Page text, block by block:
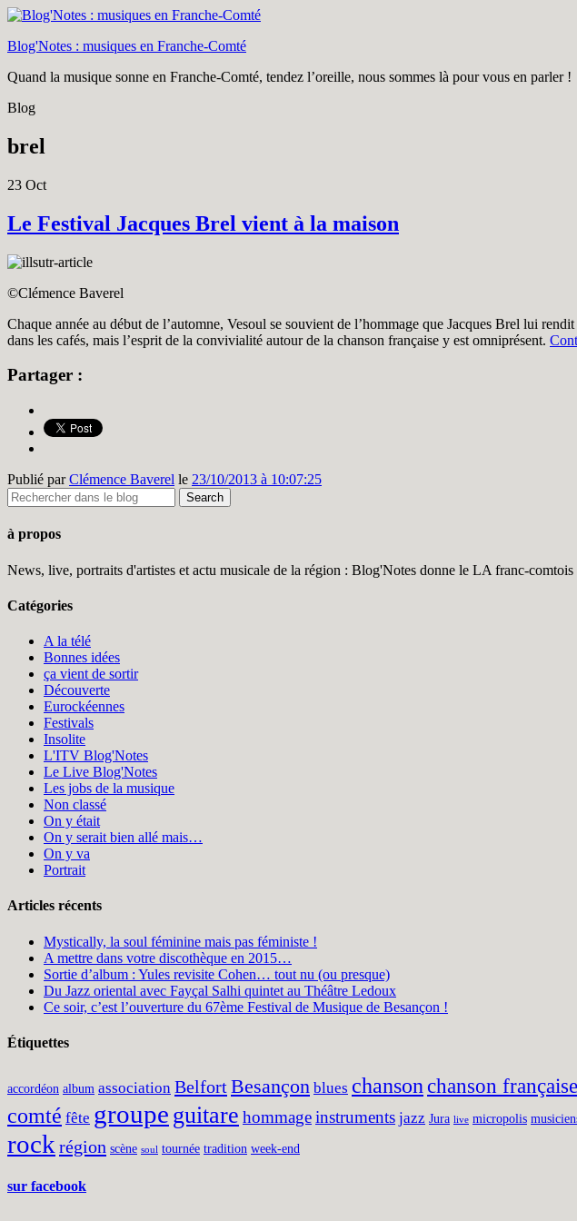
Blog'Notes : musiques en Franche-Comté
Quand la musique sonne en Franche-Comté, tendez l’oreille, nous sommes là pour vous en parler !
Blog
brel
23 Oct
Le Festival Jacques Brel vient à la maison
©Clémence Baverel
Chaque année au début de l’automne, Vesoul se souvient de l’hommage que Jacques Brel lui
dans les cafés, mais l’esprit de la convivialité autour de la chanson française y est omniprésent.
Partager :
Publié parClémence Baverel le 23/10/2013 à 10:07:25
à propos
News, live, portraits d'artistes et actu musicale de la région : Blog'Notes donne le LA franc-comtois
Catégories
A la télé
Bonnes idées
ça vient de sortir
Découverte
Eurockéennes
Festivals
Insolite
L'ITV Blog'Notes
Le Live Blog'Notes
Les jobs de la musique
Non classé
On y était
On y serait bien allé mais…
On y va
Portrait
Articles récents
Mystically, la soul féminine mais pas féministe !
A mettre dans votre discothèque en 2015…
Sortie d’album : Yules revisite Cohen… tout nu (ou presque)
Du Jazz oriental avec Fayçal Salhi quintet au Théâtre Ledoux
Ce soir, c’est l’ouverture du 67ème Festival de Musique de Besançon !
Étiquettes
accordéon album association Belfort Besançon blues chanson chanson française
comté fête groupe guitare hommageinstruments jazz Jura live micropolis
rock région scène soul tournée tradition week-end
sur facebook